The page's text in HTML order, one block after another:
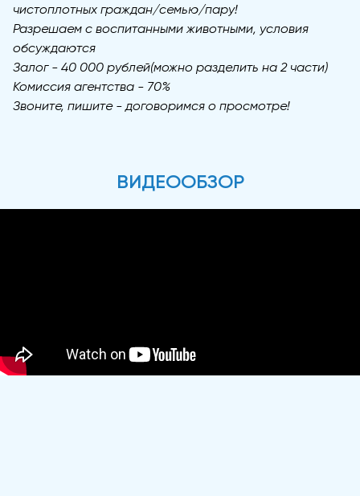
чистоплотных граждан/семью/пару!
Разрешаем с воспитанными животными, условия
обсуждаются
Залог - 40 000 рублей(можно разделить на 2 части)
Комиссия агентства - 70%
Звоните, пишите - договоримся о просмотре!
ВИДЕООБЗОР